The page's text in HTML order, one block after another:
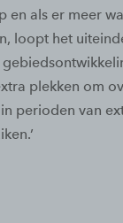
en als er meer
loopt het
plekken om
perioden van